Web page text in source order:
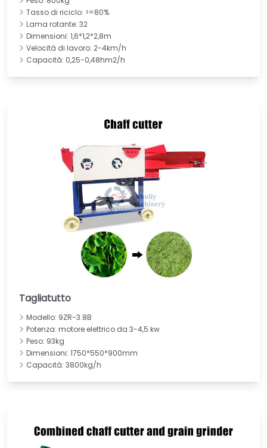
Tasso di riciclo: >=80%
Lama rotante: 32
Dimensioni: 1,6*1,2*2,8m
Velocità di lavoro: 2-4km/h
Capacità: 0,25-0,48hm2/h
Tagliatutto
Modello: 9ZR-3.8B
Potenza: motore elettrico da 3-4,5 kw
Peso: 93kg
Dimensioni: 1750*550*900mm
Capacità: 3800kg/h